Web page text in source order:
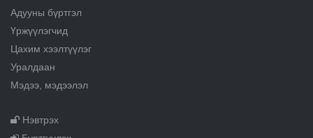
Адууны бүртгэл
Үржүүлэгчид
Цахим хээлтүүлэг
Уралдаан
Мэдээ, мэдээлэл
Нэвтрэх